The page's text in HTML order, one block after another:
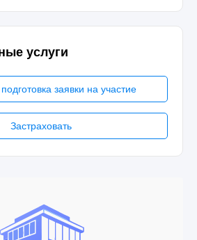
услуги
заявки на участие
Застраховать